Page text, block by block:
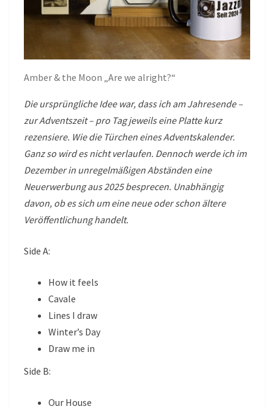
Amber & the Moon „Are we alright?“
Die ursprüngliche Idee war, dass ich am Jahresende –
zur Adventszeit – pro Tag jeweils eine Platte kurz
rezensiere. Wie die Türchen eines Adventskalender.
Ganz so wird es nicht verlaufen. Dennoch werde ich im
Dezember in unregelmäßigen Abständen eine
Neuerwerbung aus 2025 besprecen. Unabhängig
davon, ob es sich um eine neue oder schon ältere
Veröffentlichung handelt.
Side A:
How it feels
Cavale
Lines I draw
Winter’s Day
Draw me in
Side B:
Our House